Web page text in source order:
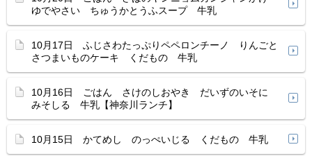
ゆでやさい ちゅうかとうふスープ 牛乳
10月17日 ふじさわたっぷりペペロンチーノ りんごと
さつまいものケーキ くだもの 牛乳
10月16日 ごはん さけのしおやき だいずのいそに
みそしる 牛乳【神奈川ランチ】
10月15日 かてめし のっぺいじる くだもの 牛乳